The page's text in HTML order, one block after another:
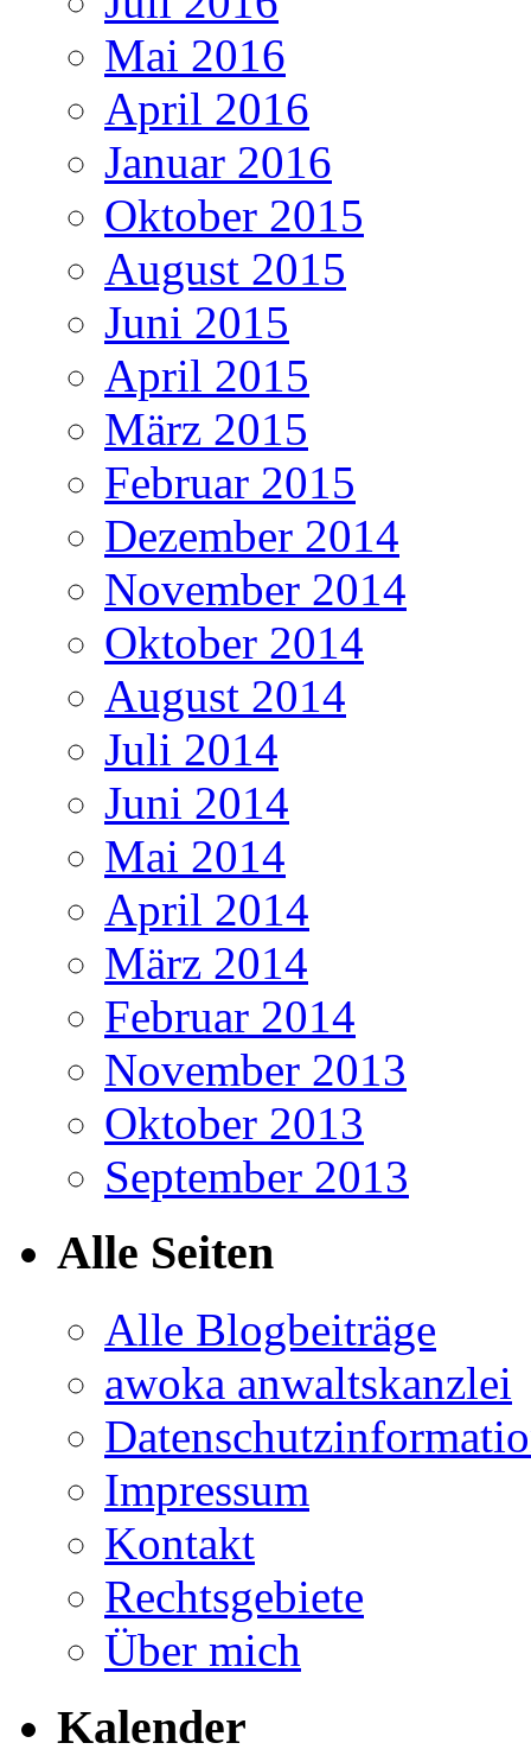
Mai 2016
April 2016
Januar 2016
Oktober 2015
August 2015
Juni 2015
April 2015
März 2015
Februar 2015
Dezember 2014
November 2014
Oktober 2014
August 2014
Juli 2014
Juni 2014
Mai 2014
April 2014
März 2014
Februar 2014
November 2013
Oktober 2013
September 2013
Alle Seiten
Alle Blogbeiträge
awoka anwaltskanzlei
Impressum
Kontakt
Rechtsgebiete
Über mich
Kalender